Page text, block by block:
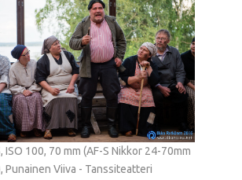
ISO 100, 70 mm (AF-S Nikkor 24-70mm
Punainen Viiva - Tanssiteatteri